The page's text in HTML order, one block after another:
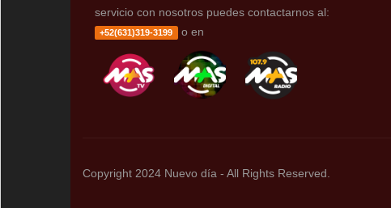
servicio con nosotros puedes contactarnos al:
+52(631)319-3199 o en
Copyright 2024 Nuevo día - All Rights Reserved.